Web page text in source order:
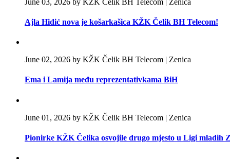
Ajla Hidić nova je košarkašica KŽK Čelik BH Telecom!
June 02, 2026 by KŽK Čelik BH Telecom | Zenica
Ema i Lamija među reprezentativkama BiH
June 01, 2026 by KŽK Čelik BH Telecom | Zenica
Pionirke KŽK Čelika osvojile drugo mjesto u Ligi mladih